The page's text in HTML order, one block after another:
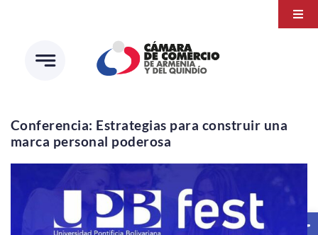
contenido
Estudios e Investigaciones
Conferencia: Estrategias para construir una
marca personal poderosa